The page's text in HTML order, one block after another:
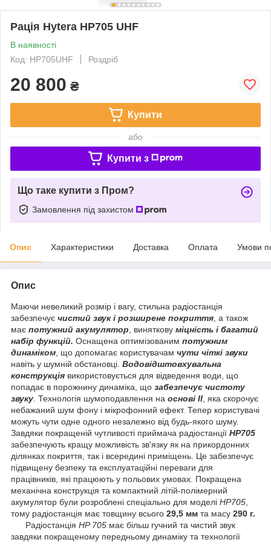
Рація Hytera HP705 UHF
В наявності
Код: HP705UHF
Роздріб
20 800 ₴
Купити
або
Купити з
Що таке купити з Пром?
Замовлення під захистом
Опис Характеристики Доставка Оплата Умови
Опис
Маючи невеликий розмір і вагу, стильна радіостанція
забезпечує чистий звук і розширене покриття , а також
має потужний акумулятор , виняткову міцність і багатий
набір функцій. Оснащена оптимізованим потужним
динаміком , що допомагає користувачам чути чіткі звуки
навіть у шумній обстановці. Водовідштовхувальна
конструкція використовується для відведення води, що
попадає в порожнину динаміка, що забезпечує чистоту
звуку . Технологія шумоподавлення на основі ІІ , яка скорочує
небажаний шум фону і мікрофонний ефект. Тепер користувачі
можуть чути одне одного незалежно від будь-якого шуму.
Завдяки покращеній чутливості приймача радіостанції HP705
забезпечують кращу можливість зв'язку як на прикордонних
ділянках покриття, так і всередині приміщень. Це забезпечує
підвищену безпеку та експлуатаційні переваги для
працівників, які працюють у польових умовах. Покращена
механічна конструкція та компактний літій-полімерний
акумулятор були розроблені спеціально для моделі HP705
тому радіостанція має товщину всього 29,5 мм та масу 290 г.
Радіостанція HP 705 має більш гучний та чистий звук
завдяки покращеному передньому динаміку та технології